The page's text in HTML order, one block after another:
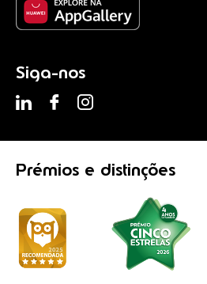
Siga-nos
Prémios e distinções